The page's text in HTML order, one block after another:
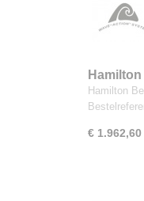
Hamilton
€ 1.962,60